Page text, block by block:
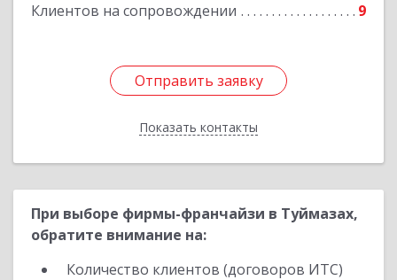
Клиентов на сопровождении 9
Отправить заявку
Показать контакты
Отправить заявку
Назад
При выборе фирмы-франчайзи в Туймазах,
обратите внимание на:
Количество клиентов (договоров ИТС)